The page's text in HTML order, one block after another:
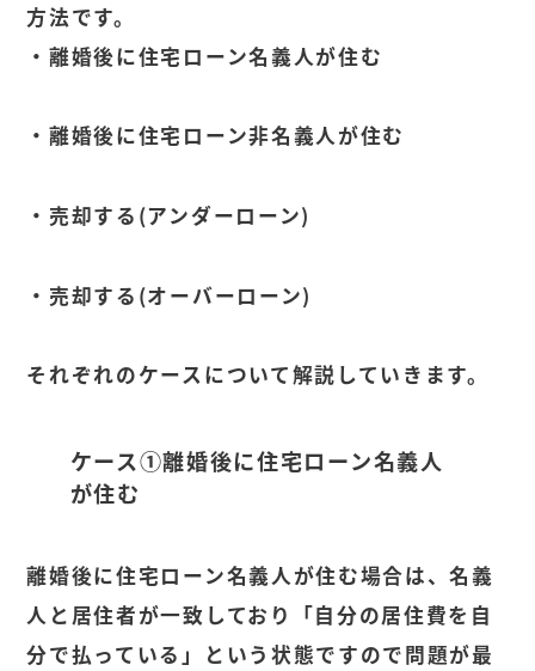
方法です。
・離婚後に住宅ローン名義人が住む
・離婚後に住宅ローン非名義人が住む
・売却する(アンダーローン)
・売却する(オーバーローン)
それぞれのケースについて解説していきます。
ケース①離婚後に住宅ローン名義人
が住む
離婚後に住宅ローン名義人が住む場合は、名義
人と居住者が一致しており「自分の居住費を自
分で払っている」という状態ですので問題が最